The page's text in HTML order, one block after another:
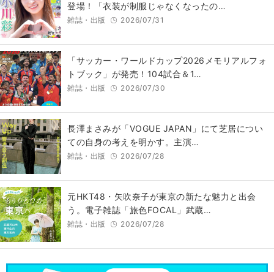
登場！「衣装が制服じゃなくなったの…
雑誌・出版 2026/07/31
「サッカー・ワールドカップ2026メモリアルフォ
トブック」が発売！104試合＆1…
雑誌・出版 2026/07/30
長澤まさみが「VOGUE JAPAN」にて芝居につい
ての自身の考えを明かす。主演…
雑誌・出版 2026/07/28
元HKT48・矢吹奈子が東京の新たな魅力と出会
う。電子雑誌「旅色FOCAL」武蔵…
雑誌・出版 2026/07/28